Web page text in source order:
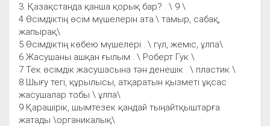
3. Қазақстанда қанша қорық бар? . \ 9 \
4 Өсімдіктің өсім мүшелерін ата.\ тамыр, сабақ,
жапырақ\
5 Өсімдіктің көбею мүшелері . \ гүл, жеміс, ұлпа\
6 Жасушаны ашқан ғылым . \ Роберт Гук \
7 Тек өсімдік жасушасына тән денешік . \ пластик \
8 Шығу тегі, құрылысы, атқаратын қызметі ұқсас
жасушалар тобы \ ұлпа\
9 Қарашірік, шымтезек қандай тыңайтқыштарға
жатады \органикалық\